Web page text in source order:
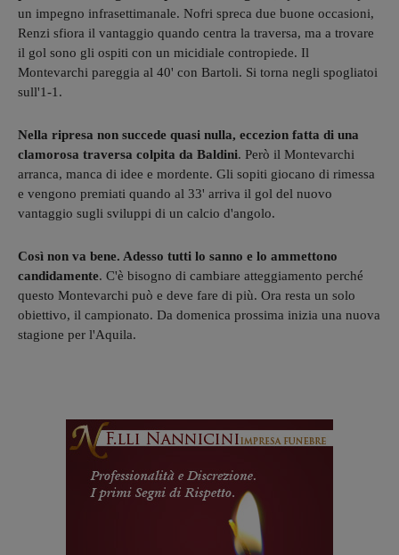
un impegno infrasettimanale. Nofri spreca due buone occasioni,
Renzi sfiora il vantaggio quando centra la traversa, ma a trovare
il gol sono gli ospiti con un micidiale contropiede. Il
Montevarchi pareggia al 40' con Bartoli. Si torna negli spogliatoi
sull'1-1.
Nella ripresa non succede quasi nulla, eccezion fatta di una
clamorosa traversa colpita da Baldini. Però il Montevarchi
arranca, manca di idee e mordente. Gli sopiti giocano di rimessa
e vengono premiati quando al 33' arriva il gol del nuovo
vantaggio sugli sviluppi di un calcio d'angolo.
Così non va bene. Adesso tutti lo sanno e lo ammettono
candidamente. C'è bisogno di cambiare atteggiamento perché
questo Montevarchi può e deve fare di più. Ora resta un solo
obiettivo, il campionato. Da domenica prossima inizia una nuova
stagione per l'Aquila.